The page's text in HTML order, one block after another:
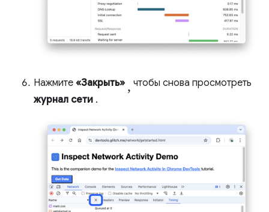
Нажмите «Закрыть»
чтобы снова просмотреть
журнал сети .